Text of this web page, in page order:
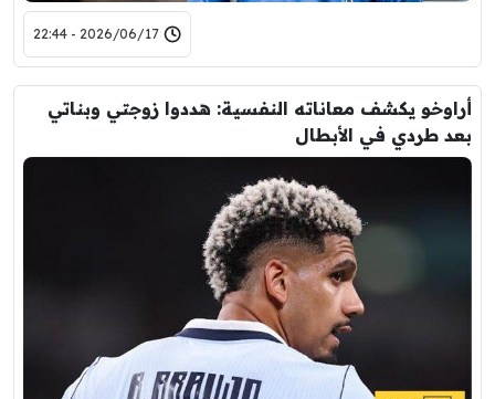
2026/06/17 - 22:44
أراوخو يكشف معاناته النفسية: هددوا زوجتي وبناتي
بعد طردي في الأبطال